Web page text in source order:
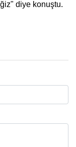
diye konuştu.